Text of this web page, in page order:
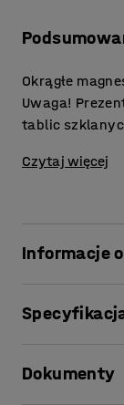
Okrągłe
Uwaga!
tablic
Czytaj więcej
Informacje
diagramów,
Kolor: Biały
Dokumenty